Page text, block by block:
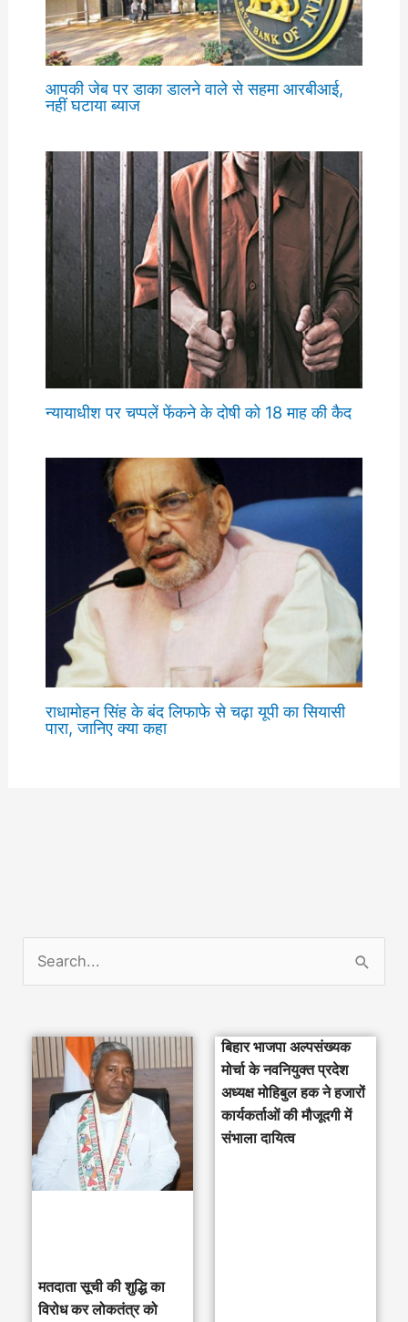
आपकी जेब पर डाका डालने वाले से सहमा आरबीआई,
नहीं घटाया ब्याज
न्यायाधीश पर चप्पलें फेंकने के दोषी को 18 माह की कैद
राधामोहन सिंह के बंद लिफाफे से चढ़ा यूपी का सियासी
पारा, जानिए क्या कहा
मतदाता सूची की शुद्धि का
विरोध कर लोकतंत्र को
बिहार भाजपा अल्पसंख्यक
मोर्चा के नवनियुक्त प्रदेश
अध्यक्ष मोहिबुल हक ने हजारों
कार्यकर्ताओं की मौजूदगी में
संभाला दायित्व